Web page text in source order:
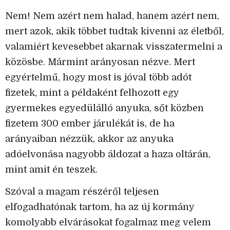
Nem! Nem azért nem halad, hanem azért nem,
mert azok, akik többet tudtak kivenni az életből,
valamiért kevesebbet akarnak visszatermelni a
közösbe. Mármint arányosan nézve. Mert
egyértelmű, hogy most is jóval több adót
fizetek, mint a példaként felhozott egy
gyermekes egyedülálló anyuka, sőt közben
fizetem 300 ember járulékát is, de ha
arányaiban nézzük, akkor az anyuka
adóelvonása nagyobb áldozat a haza oltárán,
mint amit én teszek.
Szóval a magam részéről teljesen
elfogadhatónak tartom, ha az új kormány
komolyabb elvárásokat fogalmaz meg velem